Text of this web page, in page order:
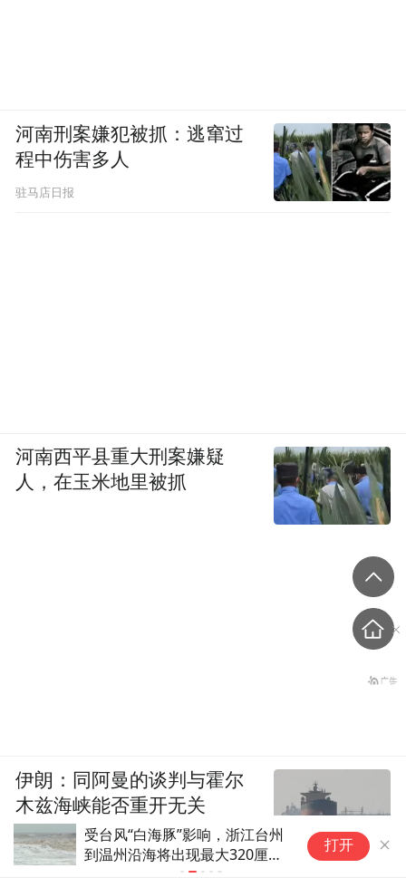
受台风“白海豚”影响，浙江台州
到温州沿海将出现最大320厘米
打开
河南刑案嫌犯被抓：逃窜过
程中伤害多人
驻马店日报
河南西平县重大刑案嫌疑
人，在玉米地里被抓
伊朗：同阿曼的谈判与霍尔
木兹海峡能否重开无关